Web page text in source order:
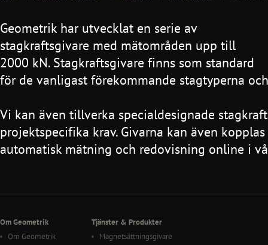
Geometrik har utvecklat en serie av
stagkraftsgivare med mätområden upp till
2000 kN. Stagkraftsgivare finns som standard
för de vanligast förekommande stagtyperna
Vi kan även tillverka specialdesignade
projektspecifika krav. Givarna kan även
automatisk mätning och redovisning online i
Om Geometrik
Om Geometrik
Tjänster & Produkter
Magnetsättningsgivare